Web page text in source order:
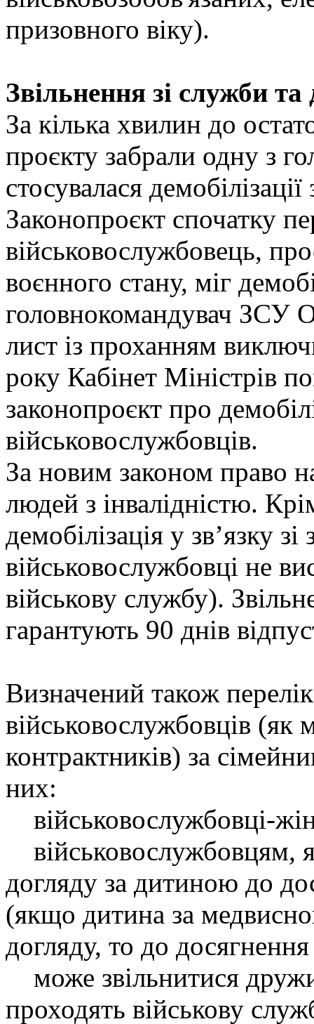
призовного віку).
Звільнення зі служби та
За кілька хвилин до
проєкту забрали одну з
стосувалася
Законопроєкт спочатку
військовослужбовець,
воєнного стану, міг
головнокомандувач ЗСУ
лист із проханням
року Кабінет Міністрів
законопроєкт про
військовослужбовців.
За новим законом право
людей з інвалідністю.
демобілізація у зв’язку
військовослужбовці не
військову службу).
гарантують 90 днів
Визначений також
військовослужбовців (як
контрактників) за
них:
військовослужбовці-
військовослужбовцям,
догляду за дитиною до
(якщо дитина за
догляду, то до
може звільнитися
проходять військову